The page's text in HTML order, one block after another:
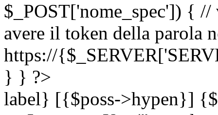
$_POST['nome_spec']) {
avere il token della parola
https://
} } ?>
label} [{$poss->hypen}]